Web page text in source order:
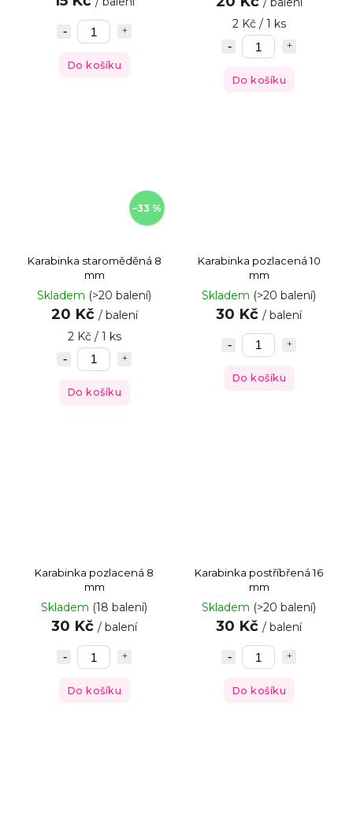
Do košíku
2 Kč / 1 ks
Do košíku
–33 %
Karabinka staroměděná 8
mm
Skladem (>20 balení)
20 Kč / balení
2 Kč / 1 ks
Do košíku
Karabinka pozlacená 10
mm
Skladem (>20 balení)
30 Kč / balení
Do košíku
Karabinka pozlacená 8
mm
Skladem (18 balení)
30 Kč / balení
Do košíku
Karabinka postříbřená 16
mm
Skladem (>20 balení)
30 Kč / balení
Do košíku